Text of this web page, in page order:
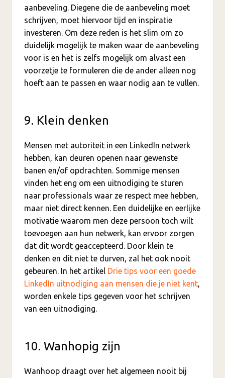
aanbeveling. Diegene die de aanbeveling moet
schrijven, moet hiervoor tijd en inspiratie
investeren. Om deze reden is het slim om zo
duidelijk mogelijk te maken waar de aanbeveling
voor is en het is zelfs mogelijk om alvast een
voorzetje te formuleren die de ander alleen nog
hoeft aan te passen en waar nodig aan te vullen.
9. Klein denken
Mensen met autoriteit in een LinkedIn netwerk
hebben, kan deuren openen naar gewenste
banen en/of opdrachten. Sommige mensen
vinden het eng om een uitnodiging te sturen
naar professionals waar ze respect mee hebben,
maar niet direct kennen. Een duidelijke en eerlijke
motivatie waarom men deze persoon toch wilt
toevoegen aan hun netwerk, kan ervoor zorgen
dat dit wordt geaccepteerd. Door klein te
denken en dit niet te durven, zal het ook nooit
gebeuren. In het artikel Drie tips voor een goede
LinkedIn uitnodiging aan mensen die je niet kent,
worden enkele tips gegeven voor het schrijven
van een uitnodiging.
10. Wanhopig zijn
Wanhoop draagt over het algemeen nooit bij